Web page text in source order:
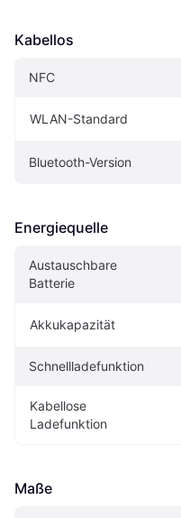
Kabellos
NFC
WLAN-Standard
Bluetooth-Version
Energiequelle
Austauschbare
Batterie
Akkukapazität
Schnellladefunktion
Kabellose
Ladefunktion
Maße